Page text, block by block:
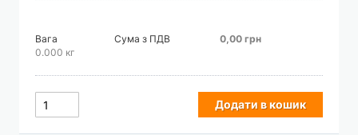
Вага
0.000 кг
Сума з ПДВ 0,00 грн
Додати в кошик